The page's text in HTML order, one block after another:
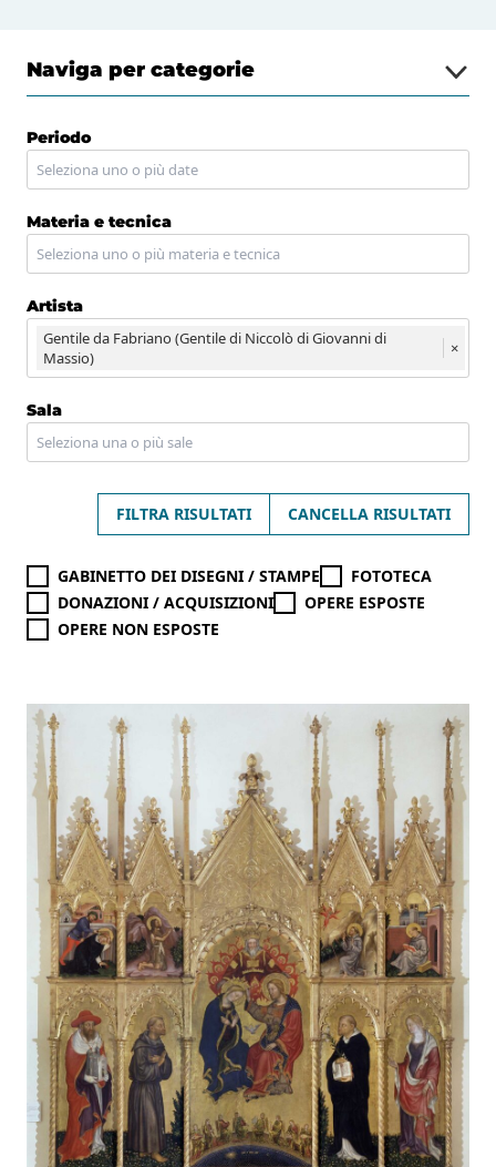
Naviga per categorie
Periodo
Materia e tecnica
Artista
Gentile da Fabriano (Gentile di Niccolò di Giovanni di
Massio)
×
Sala
FILTRA RISULTATI CANCELLA RISULTATI
GABINETTO DEI DISEGNI / STAMPE
FOTOTECA
DONAZIONI / ACQUISIZIONI
OPERE ESPOSTE
OPERE NON ESPOSTE